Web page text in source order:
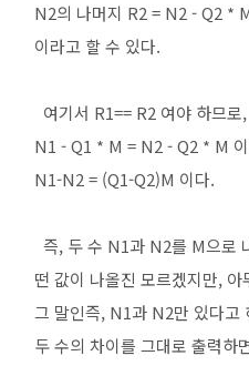
N2의 나머지 R2 = N2 - Q2 *
이라고 할 수 있다.
여기서 R1== R2 여야 하므로,
N1 - Q1 * M = N2 - Q2 * M
N1-N2 = (Q1-Q2)M 이다.
즉, 두 수 N1과 N2를 M으로
떤 값이 나올진 모르겠지만,
그 말인즉, N1과 N2만 있다고
두 수의 차이를 그대로 출력하